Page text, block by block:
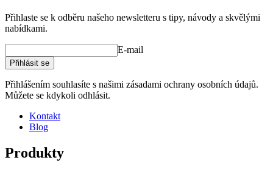
Přihlaste se k odběru našeho newsletteru s tipy, návody a skvělými
nabídkami.
E-mail
Přihlásit se
Přihlášením souhlasíte s našimi zásadami ochrany osobních údajů.
Můžete se kdykoli odhlásit.
Kontakt
Blog
Produkty